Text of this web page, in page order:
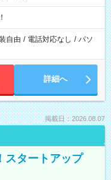
自由 / 電話対応なし / パソ
詳細へ
掲載日：2026.08.07
スタートアップ